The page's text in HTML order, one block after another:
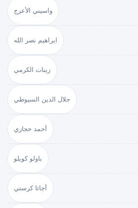
واسيني الأعرج
ابراهيم نصر الله
زينات الكرمي
جلال الدين السيوطي
أحمد حجازي
باولو كويلو
أجاثا كرستي